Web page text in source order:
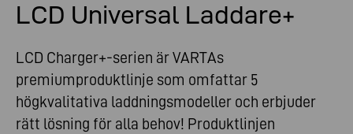
LCD Universal Laddare+
LCD Charger+-serien är VARTAs
premiumproduktlinje som omfattar 5
högkvalitativa laddningsmodeller och erbjuder
rätt lösning för alla behov! Produktlinjen